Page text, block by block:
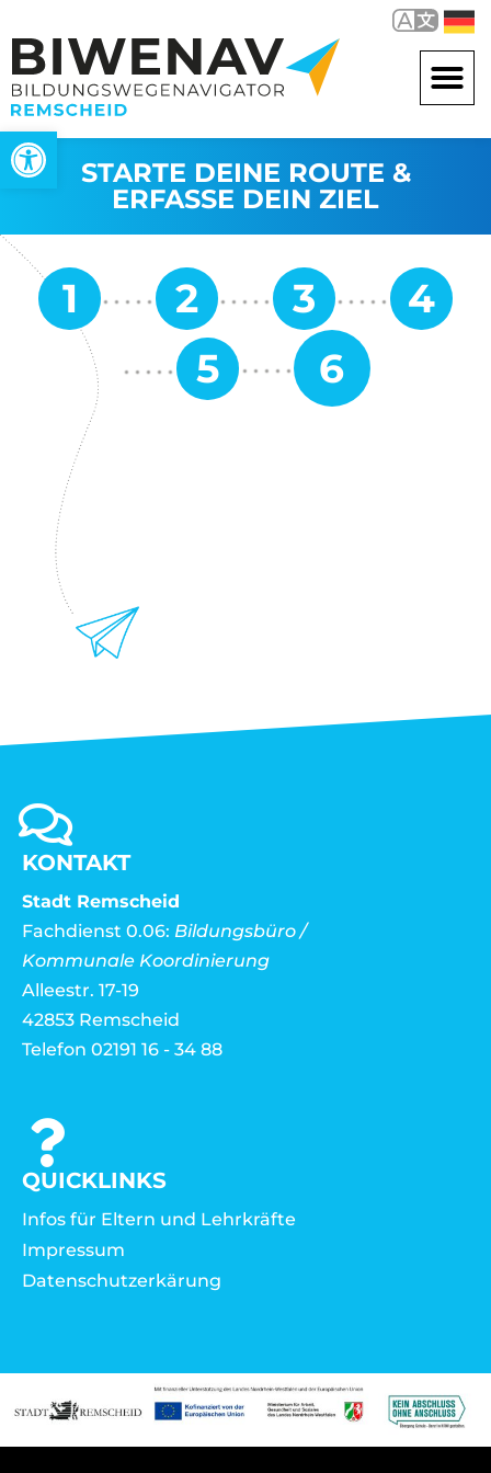
Werkzeugleiste öffnen
STARTE DEINE ROUTE &
ERFASSE DEIN ZIEL
KONTAKT
Stadt Remscheid
Fachdienst 0.06: Bildungsbüro /
Kommunale Koordinierung
Alleestr. 17-19
42853 Remscheid
Telefon 02191 16 - 34 88
QUICKLINKS
Infos für Eltern und Lehrkräfte
Impressum
Datenschutzerkärung